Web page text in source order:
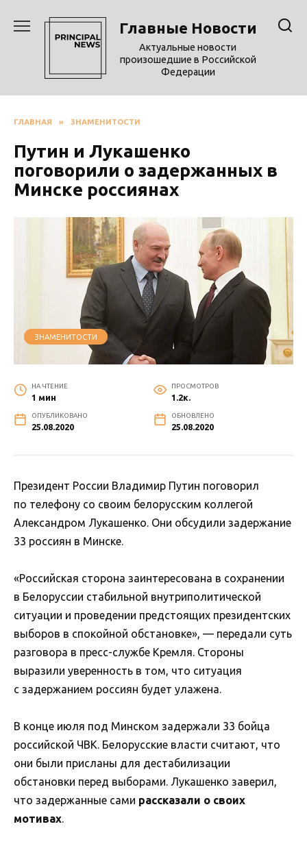
содержанию
Главные Новости
Актуальные новости
произошедшие в Российской
Федерации
ГЛАВНАЯ » ЗНАМЕНИТОСТИ
Путин и Лукашенко
поговорили о задержанных в
Минске россиянах
ЗНАМЕНИТОСТИ
НА ЧТЕНИЕ
1 мин
ПРОСМОТРОВ
1.2к.
ОПУБЛИКОВАНО
25.08.2020
ОБНОВЛЕНО
25.08.2020
Президент России Владимир Путин поговорил
по телефону со своим белорусским коллегой
Александром Лукашенко. Они обсудили задержание
33 россиян в Минске.
«Российская сторона заинтересована в сохранении
в Белоруссии стабильной внутриполитической
ситуации и проведении предстоящих президентских
выборов в спокойной обстановке», — передали суть
разговора в пресс-службе Кремля. Стороны
выразили уверенность в том, что ситуация
с задержанием россиян будет улажена.
В конце июля под Минском задержали 33 бойца
российской ЧВК. Белорусские власти считают, что
они были присланы для дестабилизации
обстановки перед выборами. Лукашенко заверил,
что задержанные сами рассказали о своих
мотивах.